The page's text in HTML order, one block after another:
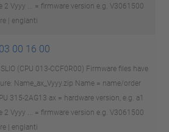
2 Vyyy ... = firmware version e.g. V3061500
| englanti
00 16 00
(CPU 013-CCF0R00) Firmware files have
Name_ax_Vyyy.zip Name = name/order
315-2AG13 ax = hardware version, e.g. a1
2 Vyyy ... = firmware version e.g. V3061500
| englanti